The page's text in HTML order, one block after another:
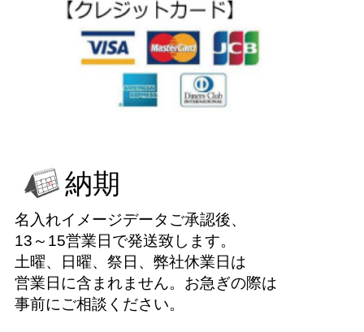
納期
名入れイメージデータご承認後、
13～15営業日で発送致します。
土曜、日曜、祭日、弊社休業日は
営業日に含まれません。お急ぎの際は
事前にご相談ください。